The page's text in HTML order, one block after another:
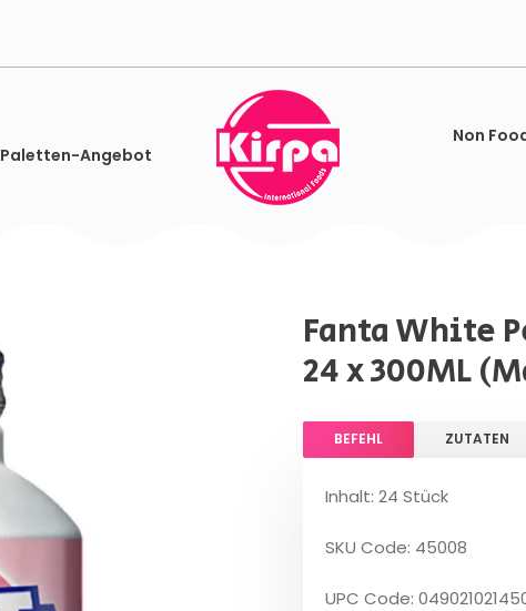
Paletten-Angebot
Non
Fanta White
24 x 300ML
BEFEHL ZUTATEN
Inhalt: 24 Stück
SKU Code: 45008
UPC Code: